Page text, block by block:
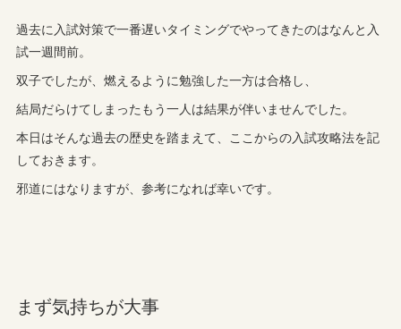
過去に入試対策で一番遅いタイミングでやってきたのはなんと入
試一週間前。
双子でしたが、燃えるように勉強した一方は合格し、
結局だらけてしまったもう一人は結果が伴いませんでした。
本日はそんな過去の歴史を踏まえて、ここからの入試攻略法を記
しておきます。
邪道にはなりますが、参考になれば幸いです。
まず気持ちが大事